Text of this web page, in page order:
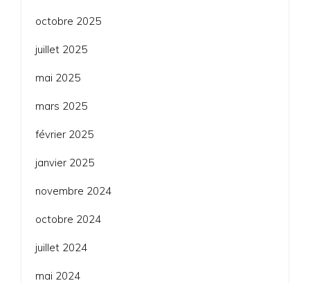
octobre 2025
juillet 2025
mai 2025
mars 2025
février 2025
janvier 2025
novembre 2024
octobre 2024
juillet 2024
mai 2024